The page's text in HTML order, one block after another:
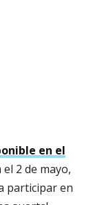
en el
2 de mayo,
participar en